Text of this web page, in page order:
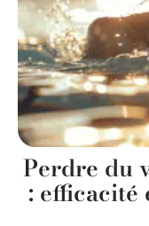
Perdre du
: efficacité